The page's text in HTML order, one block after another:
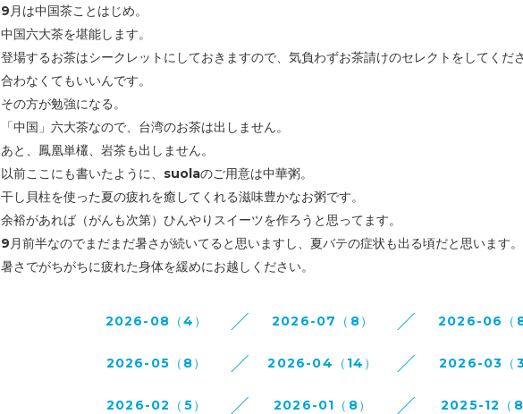
9月は中国茶ことはじめ。
中国六大茶を堪能します。
登場するお茶はシークレットにしておきますので、気負わずお茶請けのセレクトをしてくだ
合わなくてもいいんです。
その方が勉強になる。
「中国」六大茶なので、台湾のお茶は出しません。
あと、鳳凰単欉、岩茶も出しません。
以前ここにも書いたように、suolaのご用意は中華粥。
干し貝柱を使った夏の疲れを癒してくれる滋味豊かなお粥です。
余裕があれば（がんも次第）ひんやりスイーツを作ろうと思ってます。
9月前半なのでまだまだ暑さが続いてると思いますし、夏バテの症状も出る頃だと思います。
暑さでがちがちに疲れた身体を緩めにお越しください。
2026-08（4） 2026-07（8） 2026-06（
2026-05（8） 2026-04（14） 2026-03（
2026-02（5） 2026-01（8） 2025-12（